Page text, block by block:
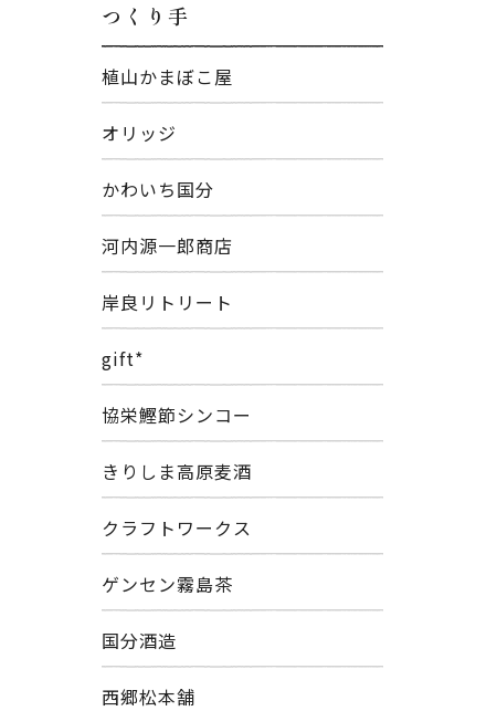
つくり手
植山かまぼこ屋
オリッジ
かわいち国分
河内源一郎商店
岸良リトリート
gift*
協栄鰹節シンコー
きりしま高原麦酒
クラフトワークス
ゲンセン霧島茶
国分酒造
西郷松本舗